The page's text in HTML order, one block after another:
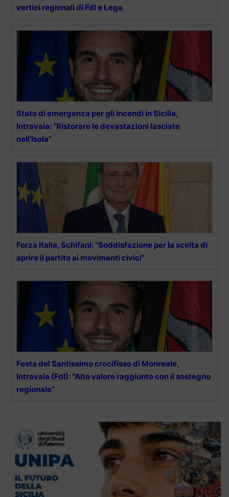
vertici regionali di FdI e Lega
Stato di emergenza per gli incendi in Sicilia,
Intravaia: “Ristorare le devastazioni lasciate
nell’Isola”
Forza Italia, Schifani: “Soddisfazione per la scelta di
aprire il partito ai movimenti civici”
Festa del Santissimo crocifisso di Monreale,
Intravaia (FdI): “Alto valore raggiunto con il sostegno
regionale”